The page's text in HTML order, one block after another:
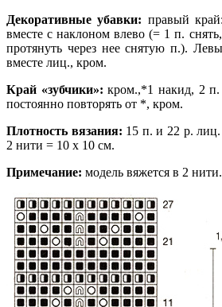
Декоративные убавки: правый
вместе с наклоном влево (= 1 п.
протянуть через нее снятую п.).
вместе лиц., кром.
Край «зубчики»: кром.,*1 накид, 2 п.
постоянно повторять от *, кром.
Плотность вязания: 15 п. и 22 р.
2 нити = 10 х 10 см.
Примечание: модель вяжется в 2 нити.